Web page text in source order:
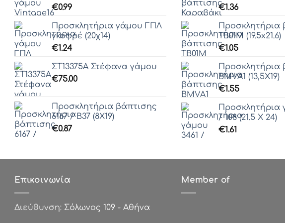
€0.99
Προσκλητήρια γάμου ΓΠΛ
γκοφρέ (20χ14)
€1.24
ΣΤ13375Α Στέφανα γάμου
€75.00
Προσκλητήρια βάπτισης
6167 / Β37 (8Χ19)
€0.87
€1.36
Προσκλητήρια
ΤΒ01Μ (19.5x21.6)
€1.05
Προσκλητήρια
ΒΜVΑ1 (13,5Χ19)
€1.55
Προσκλητήρια
/ 108 (21.5 Χ 24)
€1.61
Επικοινωνία
Διεύθυνση: Σόλωνος 109 - Αθήνα
Member of